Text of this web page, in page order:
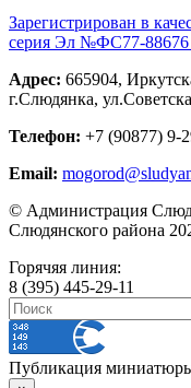
Зарегистрирован в
серия Эл №ФС77-88676
Адрес: 665904,
г.Слюдянка,
Телефон: +7 (90877) 9-
Email:
© Администрация
Слюдянского района
Горячяя линия:
8 (395) 445-29-11
Публикация